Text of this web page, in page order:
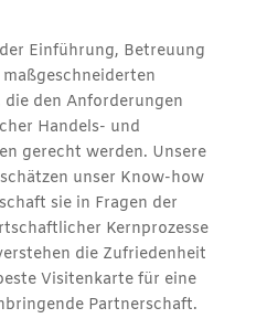
Einführung, Betreuung
den Anforderungen
Handels- und
gerecht werden. Unsere
unser Know-how
sie in Fragen der
Kernprozesse
die Zufriedenheit
Visitenkarte für eine
Partnerschaft.